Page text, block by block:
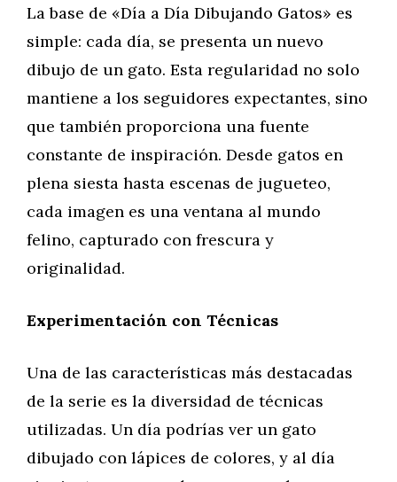
La base de «Día a Día Dibujando Gatos» es
simple: cada día, se presenta un nuevo
dibujo de un gato. Esta regularidad no solo
mantiene a los seguidores expectantes, sino
que también proporciona una fuente
constante de inspiración. Desde gatos en
plena siesta hasta escenas de jugueteo,
cada imagen es una ventana al mundo
felino, capturado con frescura y
originalidad.
Experimentación con Técnicas
Una de las características más destacadas
de la serie es la diversidad de técnicas
utilizadas. Un día podrías ver un gato
dibujado con lápices de colores, y al día